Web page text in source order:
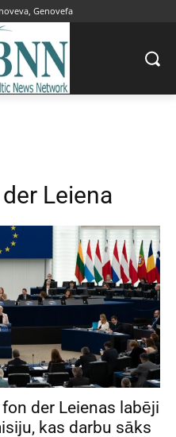
Genovefa
Leiena
der Leienas labēji
kas darbu sāks